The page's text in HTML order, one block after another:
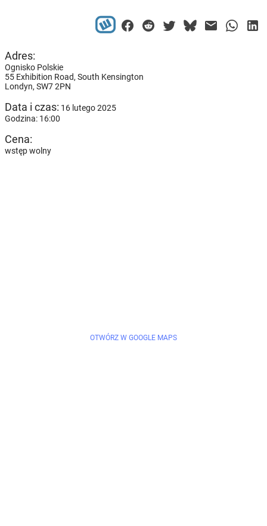
Adres:
Ognisko Polskie
55 Exhibition Road, South Kensington
Londyn, SW7 2PN
Data i czas: 16 lutego 2025
Godzina: 16:00
Cena:
wstęp wolny
OTWÓRZ W GOOGLE MAPS